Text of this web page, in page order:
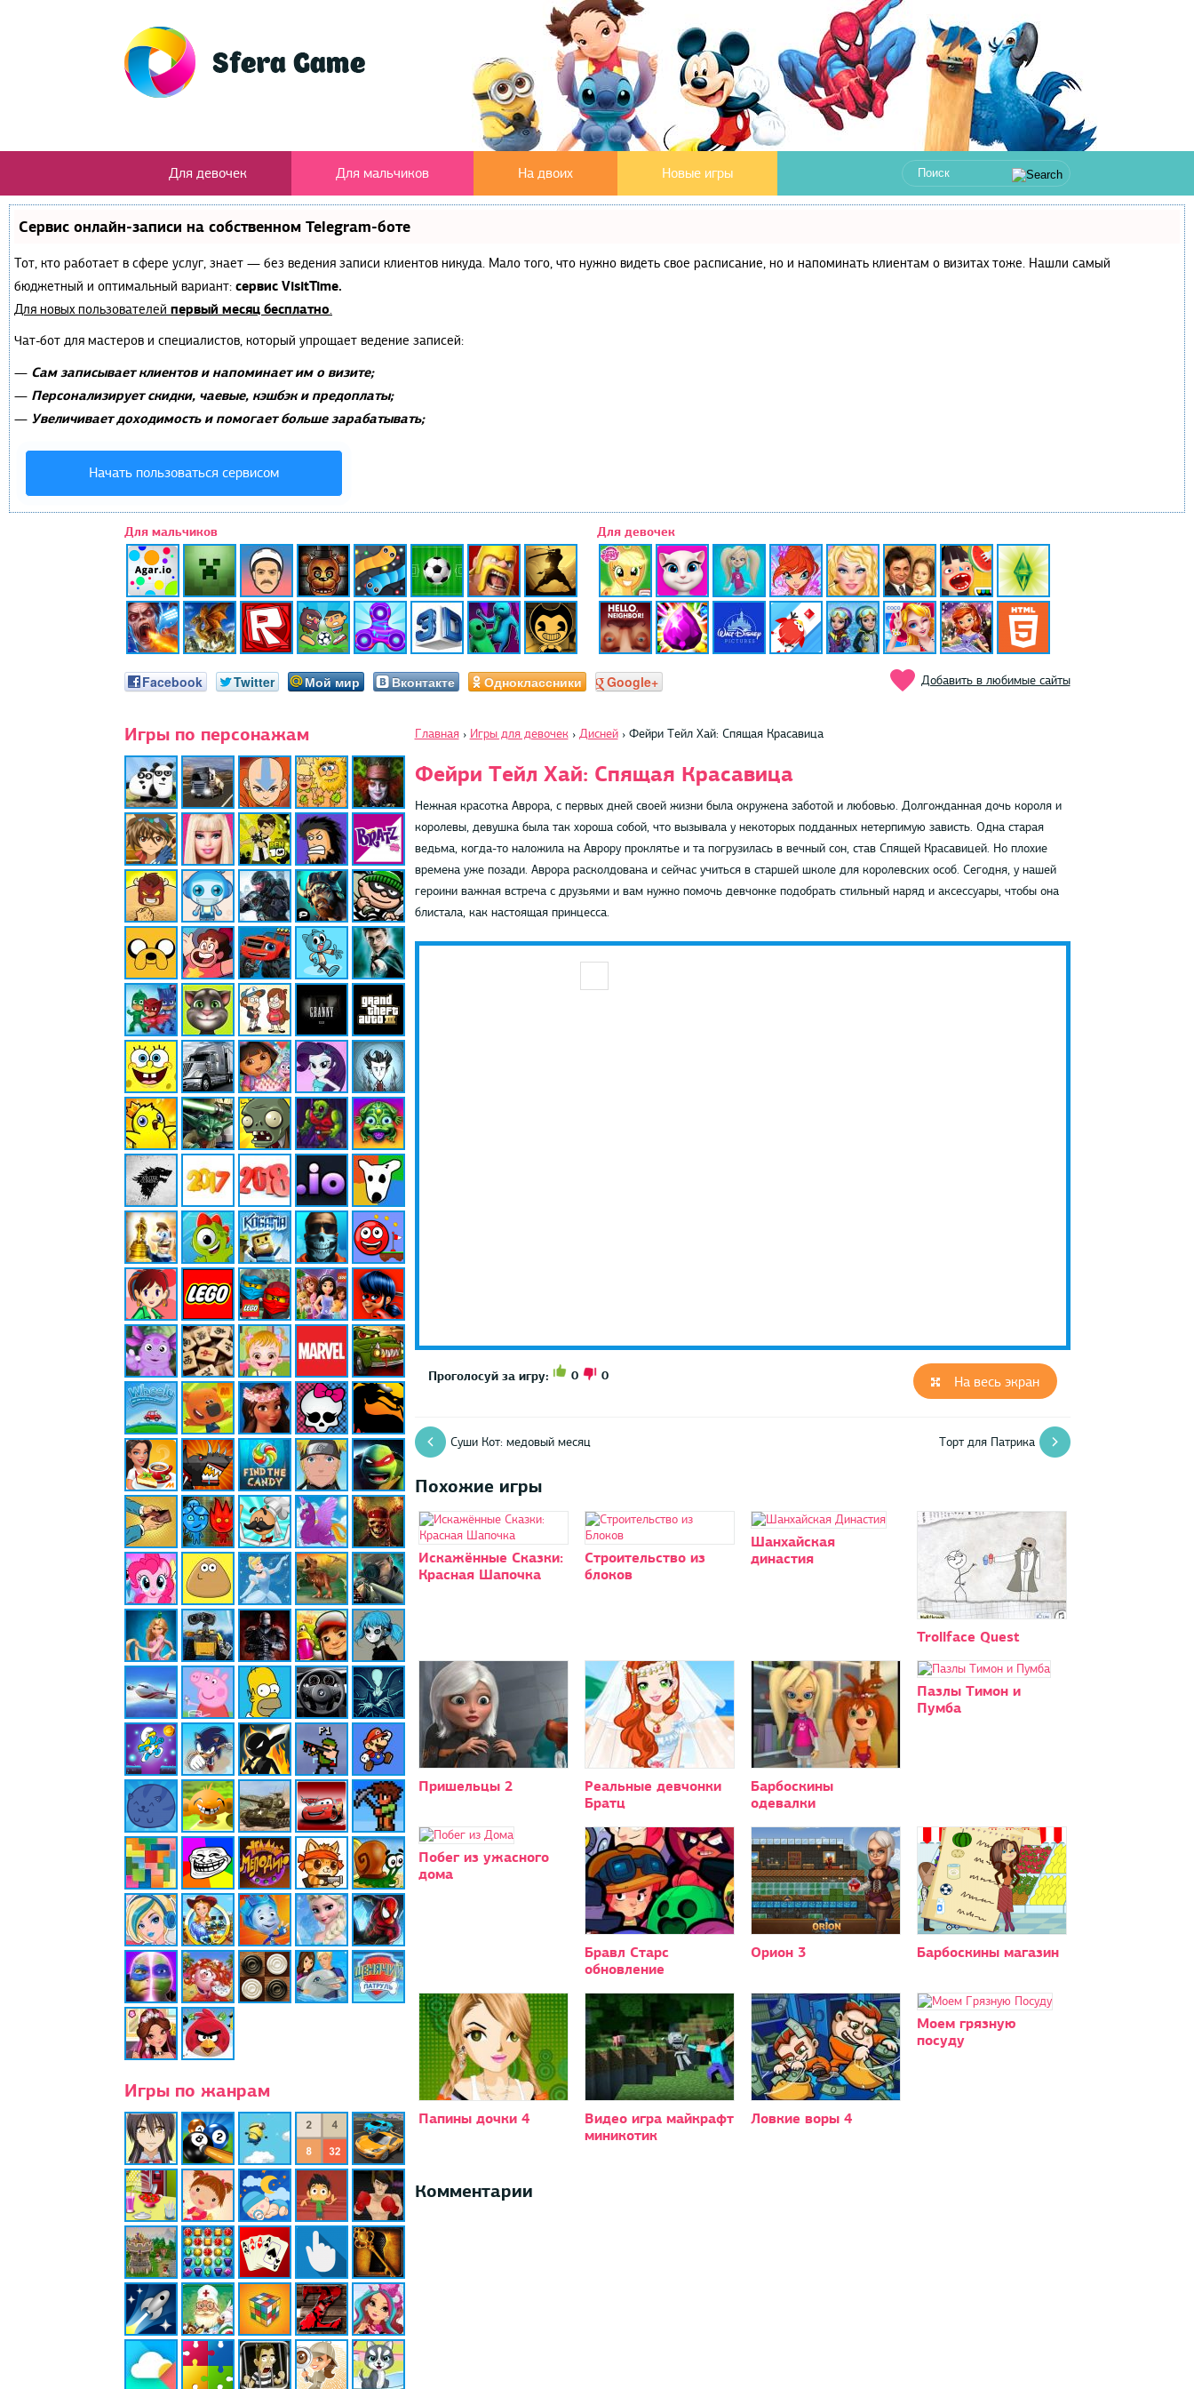
Для девочек Для мальчиков На двоих Новые игры
Сервис онлайн-записи на собственном Telegram-боте
Тот, кто работает в сфере услуг, знает — без ведения записи клиентов никуда. Мало того, что нужно видеть свое расписание, но и напоминать клиентам о визитах тоже. Нашли самый
бюджетный и оптимальный вариант: сервис VisitTime.
Для новых пользователей первый месяц бесплатно.
Чат-бот для мастеров и специалистов, который упрощает ведение записей:
— Сам записывает клиентов и напоминает им о визите;
— Персонализирует скидки, чаевые, кэшбэк и предоплаты;
— Увеличивает доходимость и помогает больше зарабатывать;
Начать пользоваться сервисом
Для мальчиков Для девочек
Facebook Twitter Мой мир Вконтакте Одноклассники Google+ Добавить в любимые сайты
Игры по персонажам
Игры по жанрам
Главная › Игры для девочек › Дисней › Фейри Тейл Хай: Спящая Красавица
Фейри Тейл Хай: Спящая Красавица
Нежная красотка Аврора, с первых дней своей жизни была окружена заботой и любовью. Долгожданная дочь короля и
королевы, девушка была так хороша собой, что вызывала у некоторых подданных нетерпимую зависть. Одна старая
ведьма, когда-то наложила на Аврору проклятье и та погрузилась в вечный сон, став Спящей Красавицей. Но плохие
времена уже позади. Аврора расколдована и сейчас учиться в старшей школе для королевских особ. Сегодня, у нашей
героини важная встреча с друзьями и вам нужно помочь девчонке подобрать стильный наряд и аксессуары, чтобы она
блистала, как настоящая принцесса.
На весь экран
Проголосуй за игру: 0 0
Суши Кот: медовый месяц Торт для Патрика
Похожие игры
Искажённые Сказки:
Красная Шапочка
Строительство из
блоков
Шанхайская
династия
Trollface Quest
Пришельцы 2
Реальные девчонки
Братц
Барбоскины
одевалки
Пазлы Тимон и
Пумба
Побег из ужасного
дома
Бравл Старс
обновление
Орион 3 Барбоскины магазин
Папины дочки 4
Видео игра майкрафт
миникотик
Ловкие воры 4
Моем грязную
посуду
Комментарии